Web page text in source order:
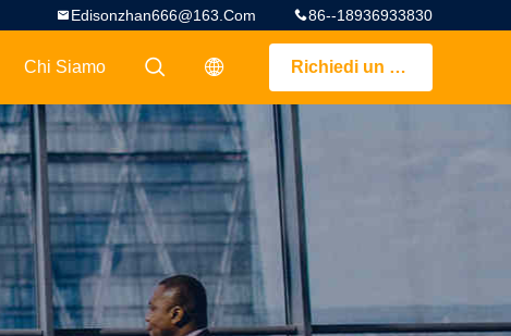
86--18936933830
Edisonzhan666@163.com
Richiedi un preventivo
描述
描述
Chi Siamo